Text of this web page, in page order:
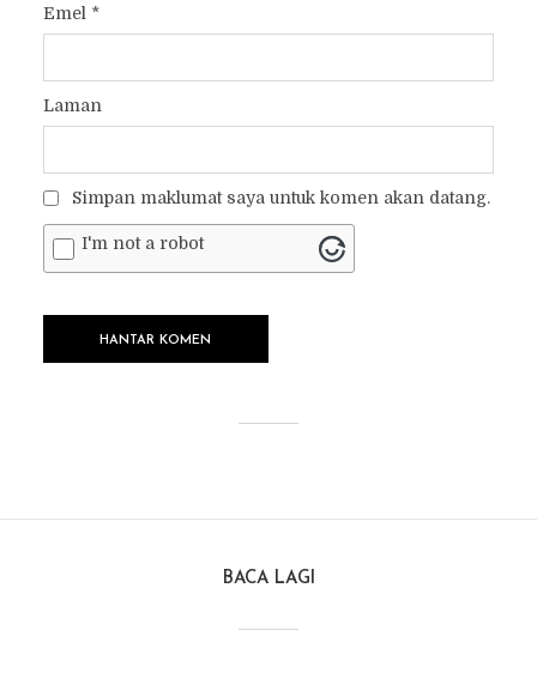
Emel *
Laman
Simpan maklumat saya untuk komen akan datang.
I'm not a robot
BACA LAGI